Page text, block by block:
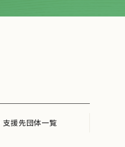
支援先団体一覧